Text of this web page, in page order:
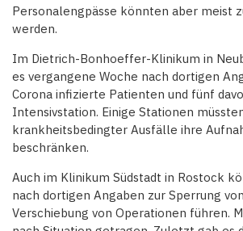
Personalengpässe könnten aber meist
werden.
Im Dietrich-Bonhoeffer-Klinikum in
es vergangene Woche nach dortigen
Corona infizierte Patienten und fünf
Intensivstation. Einige Stationen
krankheitsbedingter Ausfälle ihre
beschränken.
Auch im Klinikum Südstadt in Rostock
nach dortigen Angaben zur Sperrung
Verschiebung von Operationen führen.